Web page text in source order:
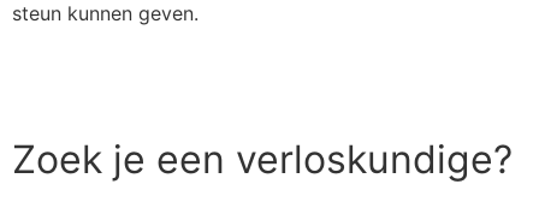
steun kunnen geven.
Zoek je een verloskundige?